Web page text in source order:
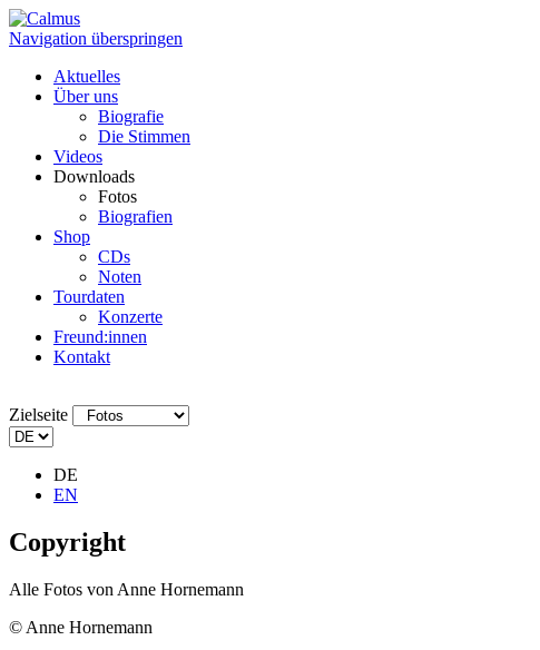
Navigation überspringen
Aktuelles
Über uns
Biografie
Die Stimmen
Videos
Downloads
Fotos
Biografien
Shop
CDs
Noten
Tourdaten
Konzerte
Freund:innen
Kontakt
Zielseite
DE
EN
Copyright
Alle Fotos von Anne Hornemann
© Anne Hornemann